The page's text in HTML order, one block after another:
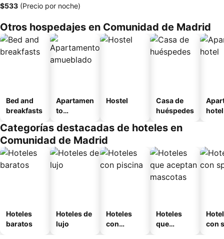
‎$533 (Precio por noche)
Otros hospedajes en Comunidad de Madrid
Bed and
breakfasts
Apartamen
to
o
Hostel
Casa de
huéspedes
hotel
Categorías destacadas de hoteles en
Comunidad de Madrid
Hoteles
baratos
Hoteles de
lujo
Hoteles
con
Hoteles
que
con